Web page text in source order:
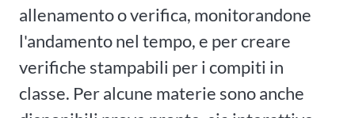
allenamento o verifica, monitorandone
l'andamento nel tempo, e per creare
verifiche stampabili per i compiti in
classe. Per alcune materie sono anche